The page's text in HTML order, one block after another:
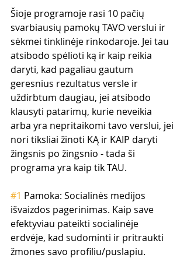
Šioje programoje rasi 10 pačių
svarbiausių pamokų TAVO verslui ir
sėkmei tinklinėje rinkodaroje. Jei tau
atsibodo spėlioti ką ir kaip reikia
daryti, kad pagaliau gautum
geresnius rezultatus versle ir
uždirbtum daugiau, jei atsibodo
klausyti patarimų, kurie neveikia
arba yra nepritaikomi tavo verslui, jei
nori tiksliai žinoti KĄ ir KAIP daryti
žingsnis po žingsnio - tada ši
programa yra kaip tik TAU.
#1 Pamoka: Socialinės medijos
išvaizdos pagerinimas. Kaip save
efektyviau pateikti socialinėje
erdvėje, kad sudominti ir pritraukti
žmones savo profiliu/puslapiu.